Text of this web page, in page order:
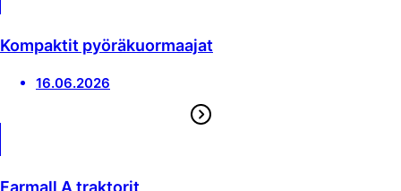
Kompaktit pyöräkuormaajat
16.06.2026
Farmall A traktorit